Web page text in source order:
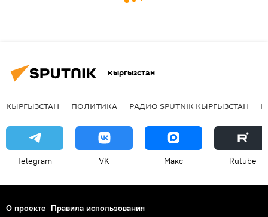
Кыргызстан
КЫРГЫЗСТАН ПОЛИТИКА РАДИО SPUTNIK КЫРГЫЗСТАН
Telegram VK Макс Rutube
О проекте Правила использования